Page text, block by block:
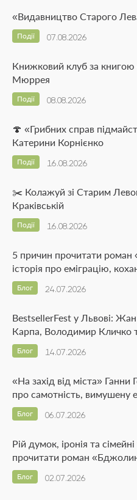
«Видавництво Старого
07.08.2026
Події
Книжковий клуб за
Мюррея
08.08.2026
Події
🍄 «Грибних справ
Катерини Корнієнко
16.08.2026
Події
✂️ Колажуй зі Старим
Краківській
16.08.2026
Події
5 причин прочитати роман
історія про еміграцію,
24.07.2026
Блог
BestsellerFest у Львові:
Карпа, Володимир Кличко
14.07.2026
Блог
«На захід від міста» Ганни
про самотність, вимушену
06.07.2026
Блог
Рій думок, іронія та
прочитати роман
02.07.2026
Блог